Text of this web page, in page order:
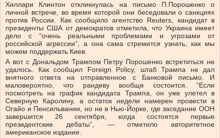
Хиллари Клинтон откликнулась на письмо П.Порошенко о
личной встрече, во время которой они беседовали о санкциях
против России. Как сообщило агентство Reuters, кандидат в
президенты США от демократов отметила, что Украина имеет
дело с “очень реальными проблемами и угрозами от
российской агрессии”, а она сама стремится узнать, как мы
можем поддержать Киев.
А вот с Дональдом Трампом Петру Порошенко встретиться не
удалось. Как сообщил Foreign Policy, штаб Трампа не дал
внятного ответа на отправленное с Банковой письмо. И
маловероятно, что рандеву вообще состоится. “Если
посмотреть на график кандидата Трампа, он уже улетел в
Северную Каролину, а остаток недели намерен провести в
Огайо и Пенсильвании, но не в Нью-Йорке, где заседание ООН
завершится 26 сентября, когда состоятся первые
президентские дебаты”, — отметило авторитетное
американское издание.